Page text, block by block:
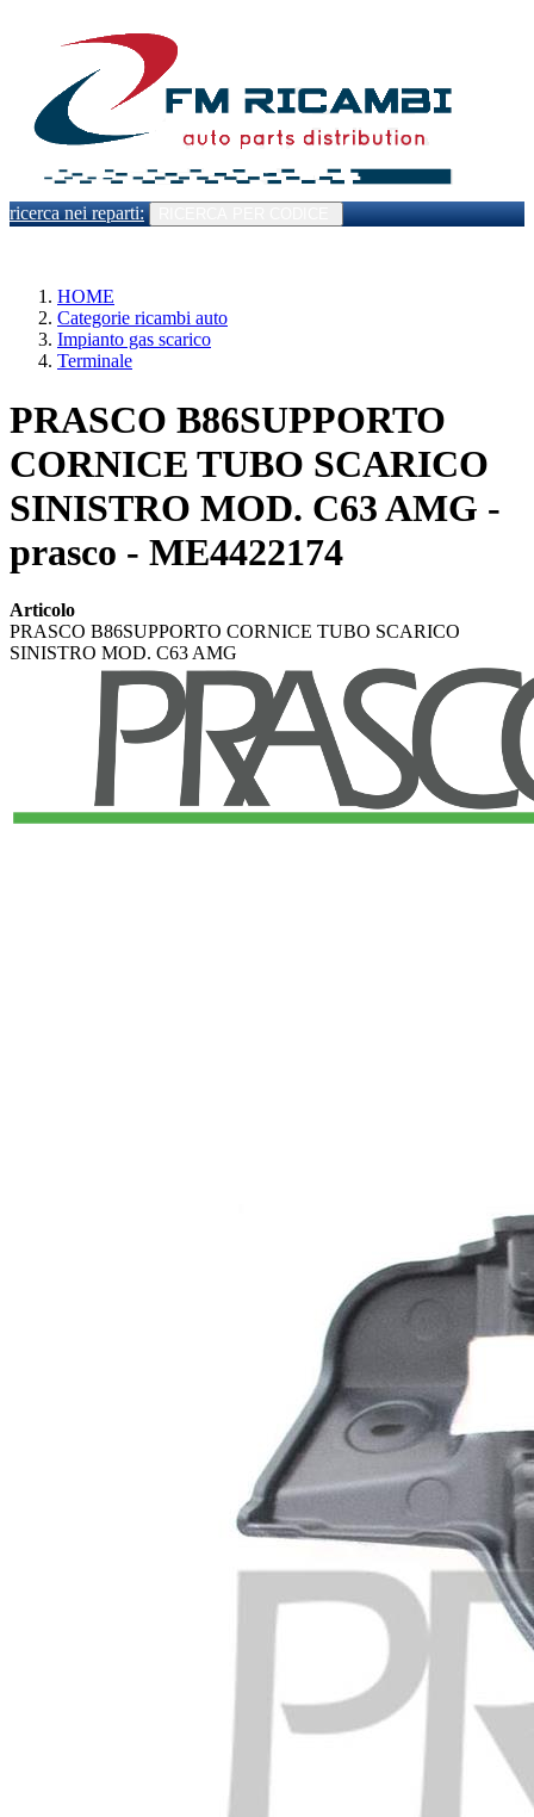
ricerca nei reparti:
HOME
Categorie ricambi auto
Impianto gas scarico
Terminale
PRASCO B86SUPPORTO
CORNICE TUBO SCARICO
SINISTRO MOD. C63 AMG -
prasco - ME4422174
Articolo
PRASCO B86SUPPORTO CORNICE TUBO SCARICO
SINISTRO MOD. C63 AMG